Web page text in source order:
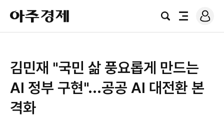
아
주
경
검
전
로
그
김민재 "국민 삶 풍요롭게 만드는
AI 정부 구현"...공공 AI 대전환 본
격화